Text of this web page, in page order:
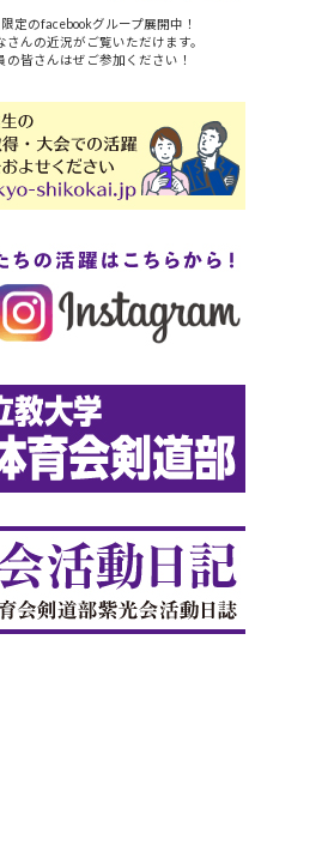
定のfacebookグループ展開中！
さんの近況がご覧いただけます。
の皆さんはぜご参加ください！